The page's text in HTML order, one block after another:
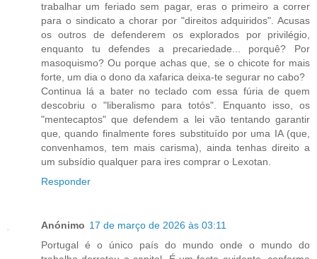
trabalhar um feriado sem pagar, eras o primeiro a correr
para o sindicato a chorar por "direitos adquiridos". Acusas
os outros de defenderem os explorados por privilégio,
enquanto tu defendes a precariedade... porquê? Por
masoquismo? Ou porque achas que, se o chicote for mais
forte, um dia o dono da xafarica deixa-te segurar no cabo?
Continua lá a bater no teclado com essa fúria de quem
descobriu o "liberalismo para totós". Enquanto isso, os
"mentecaptos" que defendem a lei vão tentando garantir
que, quando finalmente fores substituído por uma IA (que,
convenhamos, tem mais carisma), ainda tenhas direito a
um subsídio qualquer para ires comprar o Lexotan.
Responder
Anónimo 17 de março de 2026 às 03:11
Portugal é o único país do mundo onde o mundo do